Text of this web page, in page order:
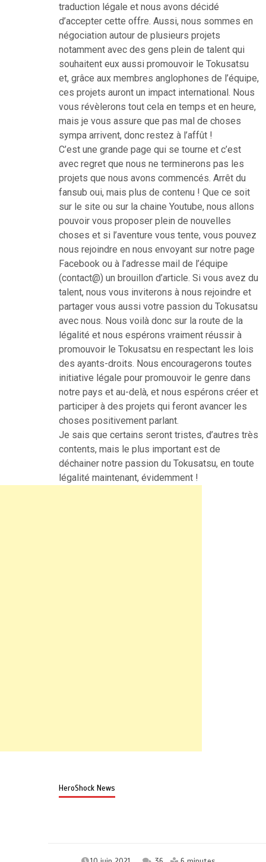
traduction légale et nous avons décidé
d’accepter cette offre. Aussi, nous sommes en
négociation autour de plusieurs projets
notamment avec des gens plein de talent qui
souhaitent eux aussi promouvoir le Tokusatsu
et, grâce aux membres anglophones de l’équipe,
ces projets auront un impact international. Nous
vous révèlerons tout cela en temps et en heure,
mais je vous assure que pas mal de choses
sympa arrivent, donc restez à l’affût !
C’est une grande page qui se tourne et c’est
avec regret que nous ne terminerons pas les
projets que nous avons commencés. Arrêt du
fansub oui, mais plus de contenu ! Que ce soit
sur le site ou sur la chaine Youtube, nous allons
pouvoir vous proposer plein de nouvelles
choses et si l’aventure vous tente, vous pouvez
nous rejoindre en nous envoyant sur notre page
Facebook ou à l’adresse mail de l’équipe
(contact@) un brouillon d’article. Si vous avez du
talent, nous vous inviterons à nous rejoindre et
partager vous aussi votre passion du Tokusatsu
avec nous. Nous voilà donc sur la route de la
légalité et nous espérons vraiment réussir à
promouvoir le Tokusatsu en respectant les lois
des ayants-droits. Nous encouragerons toutes
initiative légale pour promouvoir le genre dans
notre pays et au-delà, et nous espérons créer et
participer à des projets qui feront avancer les
choses positivement parlant.
Je sais que certains seront tristes, d’autres très
contents, mais le plus important est de
déchainer notre passion du Tokusatsu, en toute
légalité maintenant, évidemment !
HeroShock News